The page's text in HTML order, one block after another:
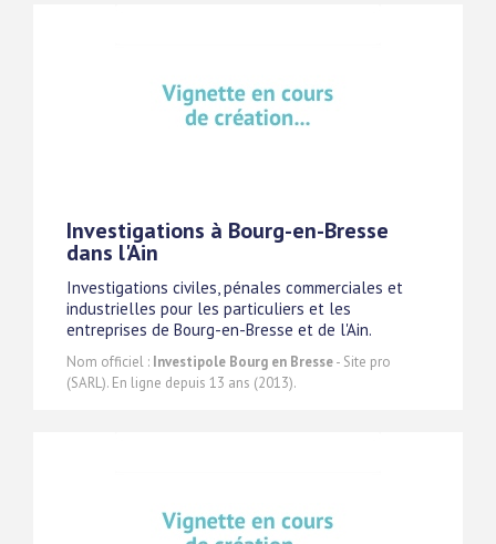
Investigations à Bourg-en-Bresse
dans l'Ain
Investigations civiles, pénales commerciales et
industrielles pour les particuliers et les
entreprises de Bourg-en-Bresse et de l'Ain.
Nom officiel : Investipole Bourg en Bresse- Site pro
(SARL). En ligne depuis 13 ans (2013).